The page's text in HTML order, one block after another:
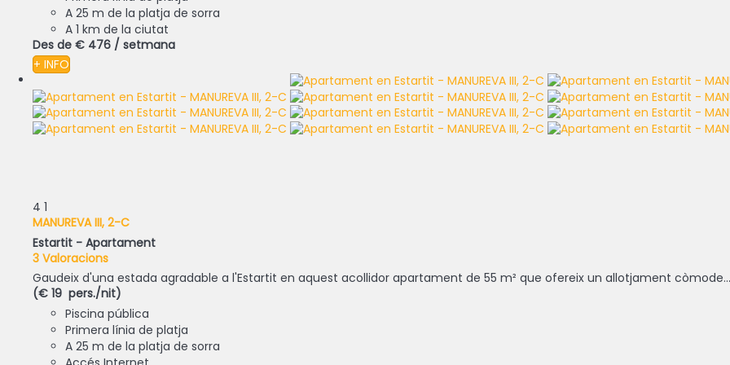
A 25 m de la platja de sorra
A 1 km de la ciutat
Des de € 476 / setmana
+ INFO
4 1
MANUREVA III, 2-C
Estartit - Apartament
3 Valoracions
Gaudeix d'una estada agradable a l'Estartit en aquest acollidor apartament de 55 m² que ofereix un allotjament còmode...
(€ 19 pers./nit)
Piscina pública
Primera línia de platja
A 25 m de la platja de sorra